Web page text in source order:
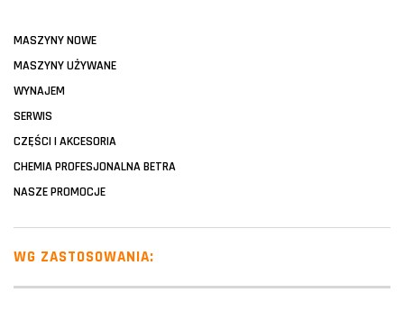
MASZYNY NOWE
MASZYNY UŻYWANE
WYNAJEM
SERWIS
CZĘŚCI I AKCESORIA
CHEMIA PROFESJONALNA BETRA
NASZE PROMOCJE
WG ZASTOSOWANIA: